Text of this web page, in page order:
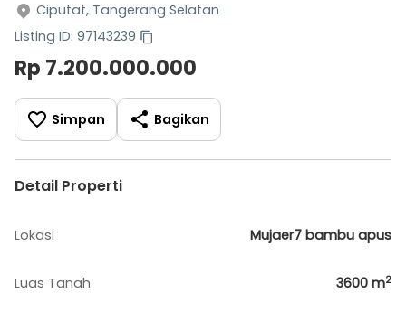
Ciputat, Tangerang Selatan
Listing ID: 97143239
Rp 7.200.000.000
Simpan Bagikan
Detail Properti
Lokasi Mujaer7 bambu apus
Luas Tanah 3600 m2